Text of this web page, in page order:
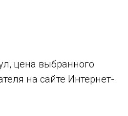
цена выбранного
на сайте Интернет-